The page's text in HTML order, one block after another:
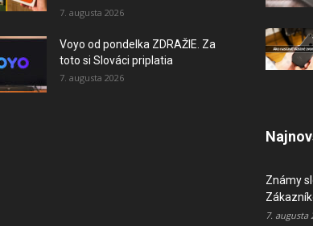
7. augusta 2026
Voyo od pondelka ZDRAŽIE. Za
toto si Slováci priplatia
7. augusta 2026
Známy
7. augusta